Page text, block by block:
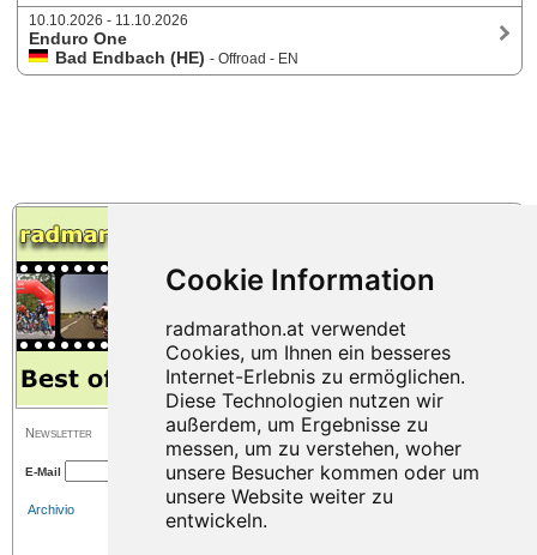
10.10.2026 - 11.10.2026
Enduro One
Bad Endbach (HE) - Offroad - EN
Newsletter
E-Mail
Archivio